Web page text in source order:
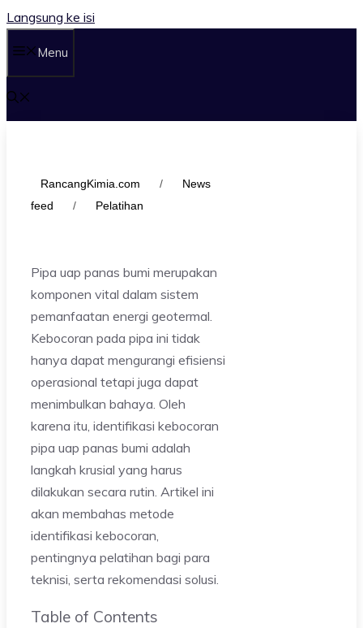
Langsung ke isi
Menu
RancangKimia.com /
News
feed
/ Pelatihan
Pipa uap panas bumi merupakan
komponen vital dalam sistem
pemanfaatan energi geotermal.
Kebocoran pada pipa ini tidak
hanya dapat mengurangi efisiensi
operasional tetapi juga dapat
menimbulkan bahaya. Oleh
karena itu, identifikasi kebocoran
pipa uap panas bumi adalah
langkah krusial yang harus
dilakukan secara rutin. Artikel ini
akan membahas metode
identifikasi kebocoran,
pentingnya pelatihan bagi para
teknisi, serta rekomendasi solusi.
Table of Contents